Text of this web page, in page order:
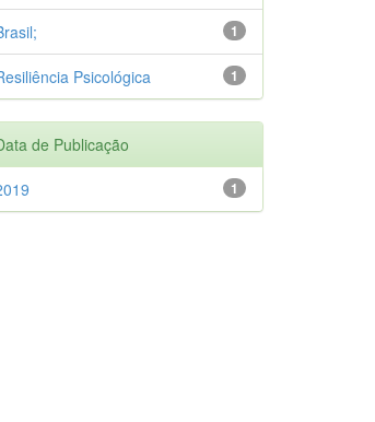
1
1
Psicológica
de Publicação
1